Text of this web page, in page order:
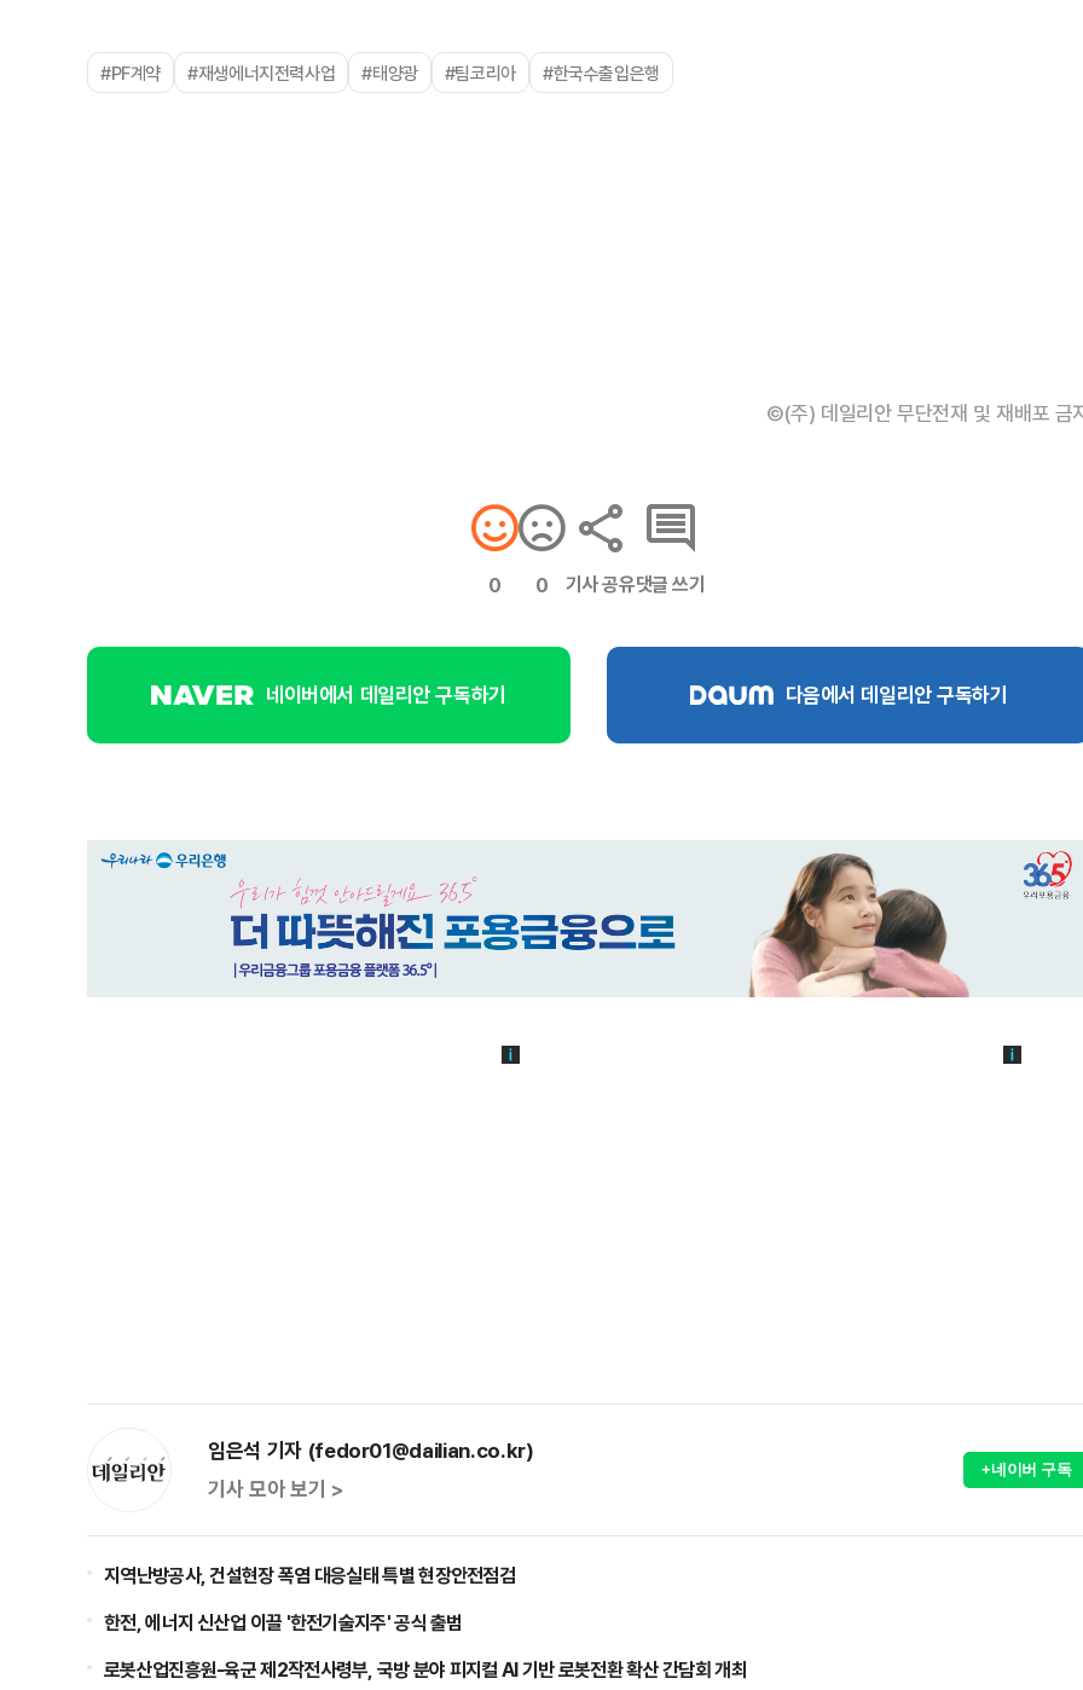
#PF계약 #재생에너지전력사업 #태양광 #팀코리아 #한국수출입은행
©(주) 데일리안 무단전재 및 재배포 금
0 0 기사 공유댓글 쓰기
네이버에서 데일리안 구독하기 다음에서 데일리안 구독하기
임은석 기자 (fedor01@dailian.co.kr)
기사 모아 보기 >
+네이버 구독
지역난방공사, 건설현장 폭염 대응실태 특별 현장안전점검
한전, 에너지 신산업 이끌 '한전기술지주' 공식 출범
로봇산업진흥원-육군 제2작전사령부, 국방 분야 피지컬 AI 기반 로봇전환 확산 간담회 개최